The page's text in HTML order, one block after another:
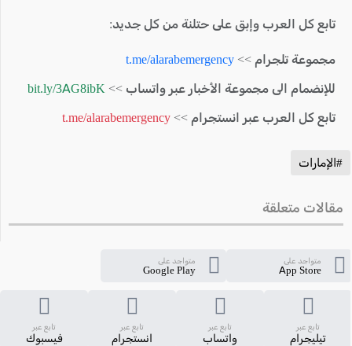
تابع كل العرب وإبق على حتلنة من كل جديد:
مجموعة تلجرام >> t.me/alarabemergency
للإنضمام الى مجموعة الأخبار عبر واتساب >> bit.ly/3AG8ibK
تابع كل العرب عبر انستجرام >> t.me/alarabemergency
#الإمارات
مقالات متعلقة
متواجد على
App Store
متواجد على
Google Play
تابع عبر
تيليجرام
تابع عبر
واتساب
تابع عبر
انستجرام
تابع عبر
فيسبوك